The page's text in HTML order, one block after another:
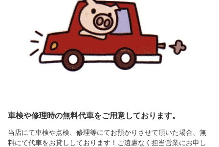
車検や修理時の無料代車をご用意しております。
当店にて車検や点検、修理等にてお預かりさせて頂いた場合、無
料にて代車をお貸ししております！ご遠慮なく担当営業にお申し